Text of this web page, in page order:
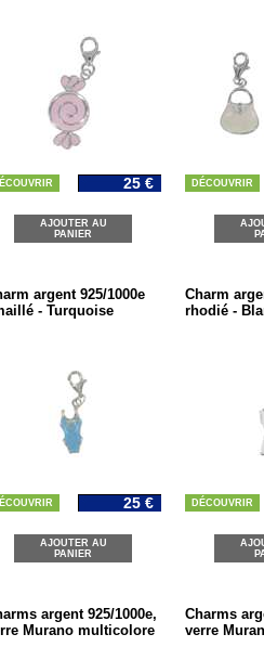
25 €
AJOUTER AU
PANIER
DÉCOUVRIR
argent 925/1000e
- Turquoise
25 €
AJOUTER AU
PANIER
Charm
rhodié -
DÉCOUVRIR
argent 925/1000e,
Murano multicolore
Charms
verre